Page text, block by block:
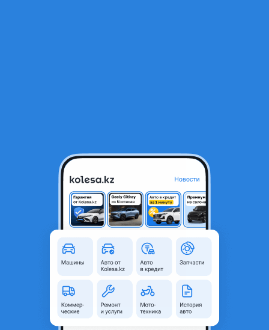
Накладка заднего бампера ромбик Hyundai Tucson 2020-2024 NEW
38 000 ₸
Алматы, Алматинская
область
Новая
Оригинальность